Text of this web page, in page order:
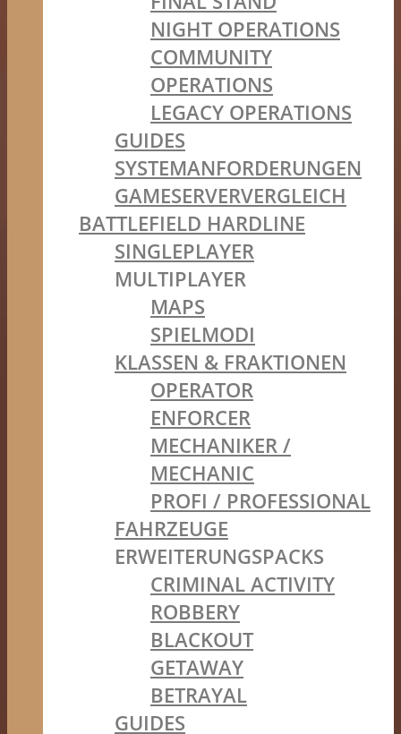
NIGHT OPERATIONS
COMMUNITY
OPERATIONS
LEGACY OPERATIONS
GUIDES
SYSTEMANFORDERUNGEN
GAMESERVERVERGLEICH
BATTLEFIELD HARDLINE
SINGLEPLAYER
MULTIPLAYER
MAPS
SPIELMODI
KLASSEN & FRAKTIONEN
OPERATOR
ENFORCER
MECHANIKER /
MECHANIC
PROFI / PROFESSIONAL
FAHRZEUGE
ERWEITERUNGSPACKS
CRIMINAL ACTIVITY
ROBBERY
BLACKOUT
GETAWAY
BETRAYAL
GUIDES